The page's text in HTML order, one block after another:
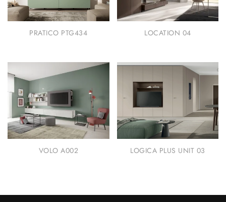
PRATICO PTG434 LOCATION 04
VOLO A002 LOGICA PLUS UNIT 03